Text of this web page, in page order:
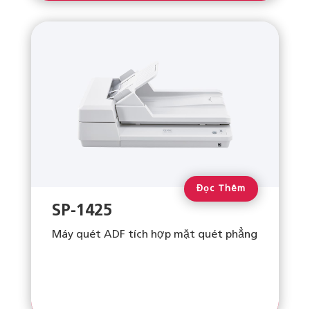
SP-1425
Máy quét ADF tích hợp mặt quét phẳng
Đọc Thêm